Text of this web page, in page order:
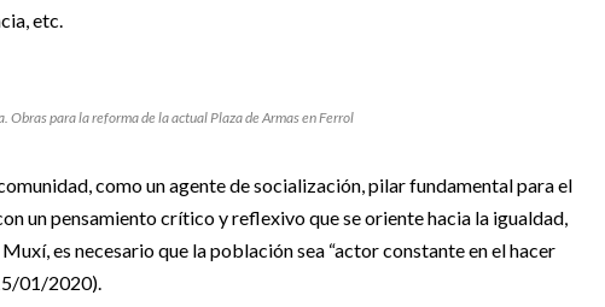
etc.
Obras para la reforma de la actual Plaza de Armas en Ferrol
como un agente de socialización, pilar fundamental para el
un pensamiento crítico y reflexivo que se oriente hacia la igualdad,
es necesario que la población sea “actor constante en el hacer
01/2020).